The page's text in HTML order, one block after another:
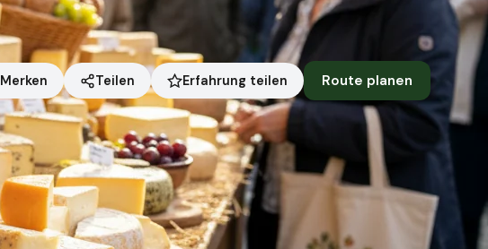
Merken Teilen Erfahrung teilen Route planen